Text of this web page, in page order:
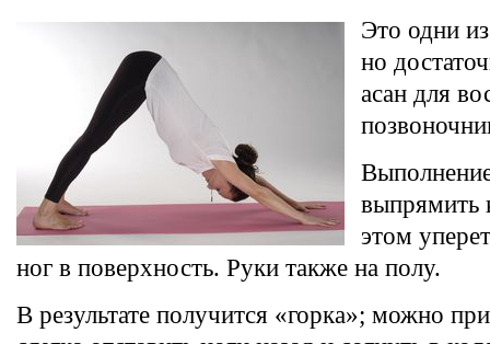
Это одни
но
асан для
выпрямить
этом
ног в поверхность. Руки также на полу.
В результате получится «горка»; можно